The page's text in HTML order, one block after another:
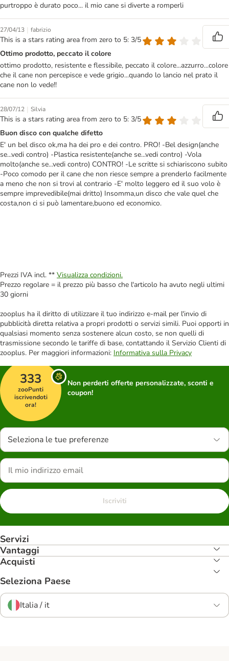
purtroppo è durato poco... il mio cane si diverte a romperli
27/04/13 | fabrizio
This is a stars rating area from zero to 5: 3/5
Ottimo prodotto, peccato il colore
ottimo prodotto, resistente e flessibile, peccato il colore...azzurro...colore
che il cane non percepisce e vede grigio...quando lo lancio nel prato il
cane non lo vede!!
28/07/12 | Silvia
This is a stars rating area from zero to 5: 3/5
Buon disco con qualche difetto
E' un bel disco ok,ma ha dei pro e dei contro. PRO! -Bel design(anche
se...vedi contro) -Plastica resistente(anche se...vedi contro) -Vola
molto(anche se...vedi contro) CONTRO! -Le scritte si schiariscono subito
-Poco comodo per il cane che non riesce sempre a prenderlo facilmente
a meno che non si trovi al contrario -E' molto leggero ed il suo volo è
sempre imprevedibile(mai dritto) Insomma,un disco che vale quel che
costa,non ci si può lamentare,buono ed economico.
Prezzi IVA incl. ** Visualizza condizioni.
Prezzo regolare = il prezzo più basso che l'articolo ha avuto negli ultimi
30 giorni
zooplus ha il diritto di utilizzare il tuo indirizzo e-mail per l'invio di
pubblicità diretta relativa a propri prodotti o servizi simili. Puoi opporti in
qualsiasi momento senza sostenere alcun costo, se non quelli di
trasmissione secondo le tariffe di base, contattando il Servizio Clienti di
zooplus. Per maggiori informazioni: Informativa sulla Privacy
333
zooPunti
iscrivendoti
ora!
Non perderti offerte personalizzate, sconti e
coupon!
Seleziona le tue preferenze
Iscriviti
Servizi
Vantaggi
Acquisti
Seleziona Paese
Italia / it